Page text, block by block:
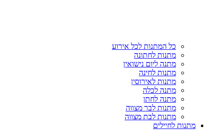
כל המתנות לכל אירוע
מתנות לחתונה
מתנה ליום נישואין
מתנות לחינה
מתנות לאירוסין
מתנה לכלה
מתנה לחתן
מתנות לבר מצווה
מתנות לבת מצווה
מתנות לחיילים